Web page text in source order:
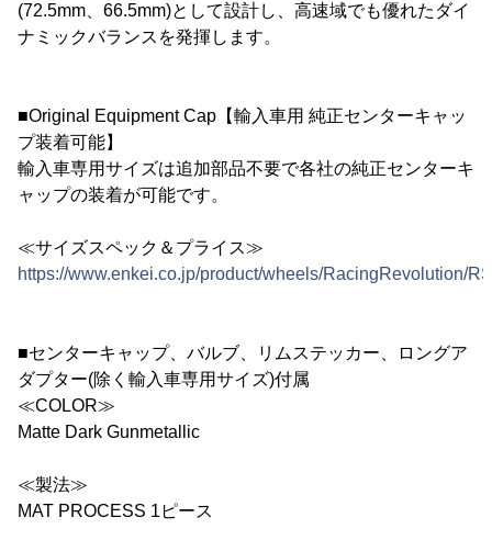
(72.5mm、66.5mm)として設計し、高速域でも優れたダイ
ナミックバランスを発揮します。
■Original Equipment Cap【輸入車用 純正センターキャッ
プ装着可能】
輸入車専用サイズは追加部品不要で各社の純正センターキ
ャップの装着が可能です。
≪サイズスペック＆プライス≫
https://www.enkei.co.jp/product/wheels/RacingRevolution/
■センターキャップ、バルブ、リムステッカー、ロングア
ダプター(除く輸入車専用サイズ)付属
≪COLOR≫
Matte Dark Gunmetallic
≪製法≫
MAT PROCESS 1ピース